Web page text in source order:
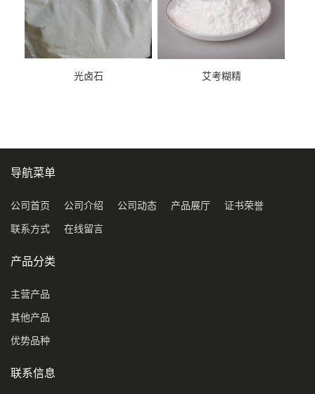
光卤石 艾考糊精
导航菜单
公司首页 公司介绍 公司动态 产品展厅 证书荣誉
联系方式 在线留言
产品分类
主营产品
其他产品
优势品种
联系信息